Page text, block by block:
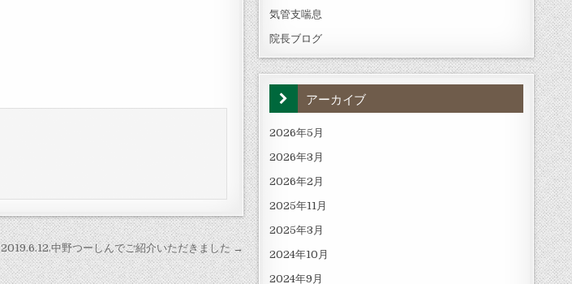
2019.6.12.中野つーしんでご紹介いただきました →
気管支喘息
院長ブログ
アーカイブ
2026年5月
2026年3月
2026年2月
2025年11月
2025年3月
2024年10月
2024年9月